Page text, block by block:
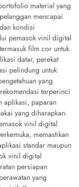
material yang
mencapai
kondisi
pemasok vinil digital
film cor untuk
datar, perekat
pelindung untuk
yang
terperinci
aplikasi, paparan
yang diharapkan.
vinil digital
memastikan
standar maupun
vinil digital
persiapan
yang